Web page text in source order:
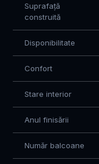
Suprafață
construită
Disponibilitate
Confort
Stare interior
Anul finisării
Număr balcoane